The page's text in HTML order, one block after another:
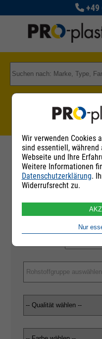
+49
Zu den
Filter
Rohstoffgruppe auswählen
Wir verwenden Cookies
sind essentiell, während
Webseite und Ihre
Weitere Informationen
Datenschutzerklärung.
Widerrufsrecht zu.
Nur